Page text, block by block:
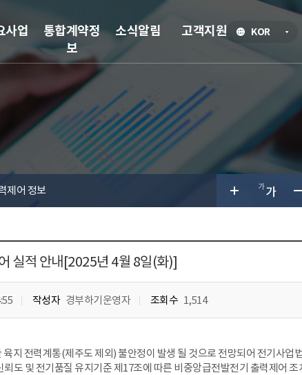
KOR언
사업
통합계약정
보
소식알림 고객지원
제어 정보
실적 안내[2025년 4월 8일(화)]
작성자 경부하기운영자 조회수 1,514
지 전력계통(제주도 제외) 불안정이 발생 될 것으로 전망되어 전기사업
도 및 전기품질 유지기준 제17조에 따른 비중앙급전발전기 출력제어 조